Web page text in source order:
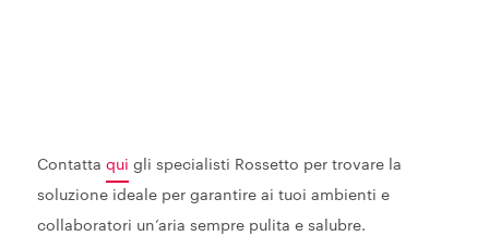
Contatta qui gli specialisti Rossetto per trovare la
soluzione ideale per garantire ai tuoi ambienti e
collaboratori un’aria sempre pulita e salubre.